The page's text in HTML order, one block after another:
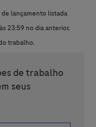
lançamento listada
23:59 no dia anterior,
trabalho.
de trabalho
seus